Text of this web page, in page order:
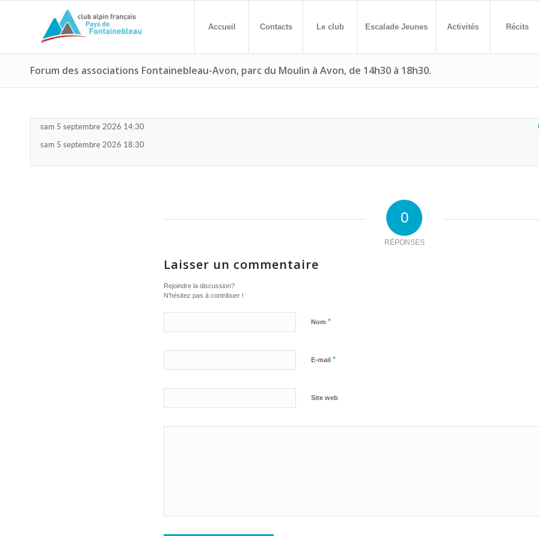
Accueil Contacts Le club Escalade Jeunes Activités Récits
Forum des associations Fontainebleau-Avon, parc du Moulin à Avon, de 14h30 à 18h30.
sam 5 septembre 2026 14:30
sam 5 septembre 2026 18:30
0
RÉPONSES
Laisser un commentaire
Rejoindre la discussion?
N’hésitez pas à contribuer !
Nom *
E-mail *
Site web